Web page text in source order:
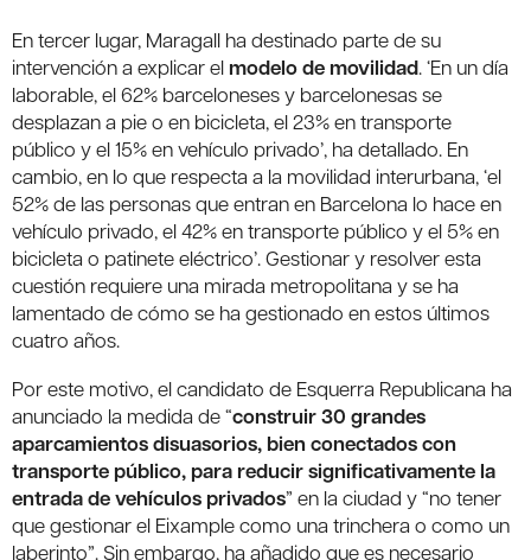
En tercer lugar, Maragall ha destinado parte de su
intervención a explicar el modelo de movilidad. ‘En un día
laborable, el 62% barceloneses y barcelonesas se
desplazan a pie o en bicicleta, el 23% en transporte
público y el 15% en vehículo privado’, ha detallado. En
cambio, en lo que respecta a la movilidad interurbana, ‘el
52% de las personas que entran en Barcelona lo hace en
vehículo privado, el 42% en transporte público y el 5% en
bicicleta o patinete eléctrico’. Gestionar y resolver esta
cuestión requiere una mirada metropolitana y se ha
lamentado de cómo se ha gestionado en estos últimos
cuatro años.
Por este motivo, el candidato de Esquerra Republicana ha
anunciado la medida de “construir 30 grandes
aparcamientos disuasorios, bien conectados con
transporte público, para reducir significativamente la
entrada de vehículos privados” en la ciudad y “no tener
que gestionar el Eixample como una trinchera o como un
laberinto”. Sin embargo, ha añadido que es necesario